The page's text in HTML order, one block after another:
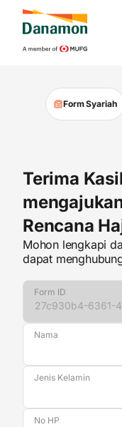
Form Syariah
Terima
Rencana
Mohon lengkapi
dapat
Form ID
Nama
Jenis Kelamin
No HP